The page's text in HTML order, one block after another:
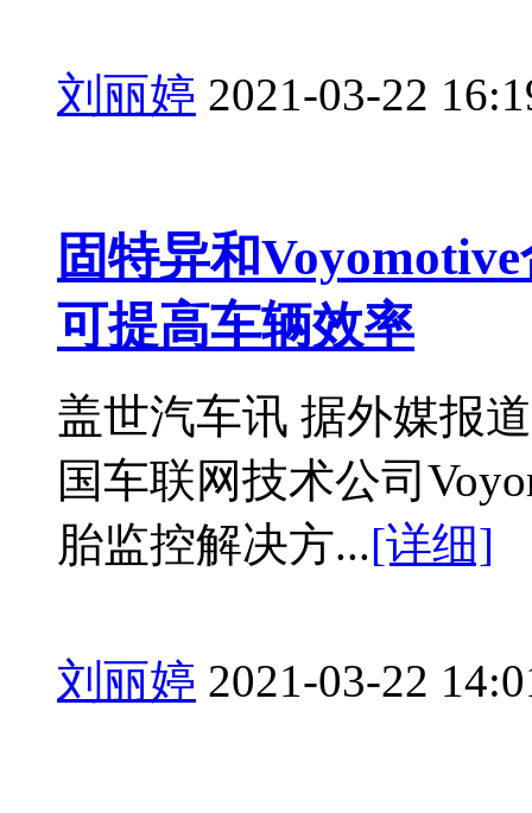
刘丽婷 2021-03-22
固特异和
可提高车辆效率
盖世汽车讯 据外媒报
国车联网技术公司
胎监控解决方...[详细]
刘丽婷 2021-03-22